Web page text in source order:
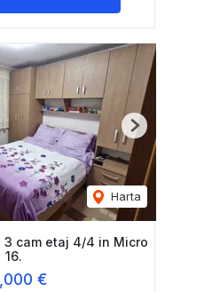
Harta
Next
3 cam etaj 4/4 in Micro
16.
€